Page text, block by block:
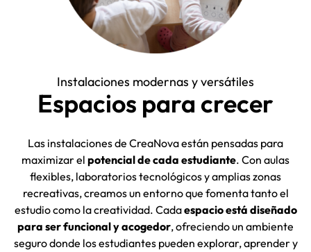
Instalaciones modernas y versátiles
Espacios para crecer
Las instalaciones de CreaNova están pensadas para
maximizar el potencial de cada estudiante. Con aulas
flexibles, laboratorios tecnológicos y amplias zonas
recreativas, creamos un entorno que fomenta tanto el
estudio como la creatividad. Cadaespacio está diseñado
para ser funcional y acogedor, ofreciendo un ambiente
seguro donde los estudiantes pueden explorar, aprender y